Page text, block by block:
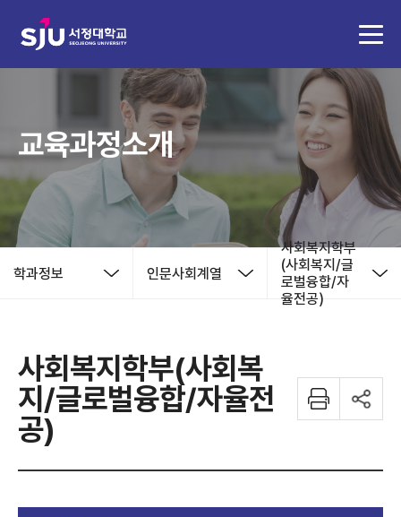
교육과정소개
학과정보 인문사회계열
사회복지학부
(사회복지/글
로벌융합/자
율전공)
사회복지학부(사회복
지/글로벌융합/자율전
공)